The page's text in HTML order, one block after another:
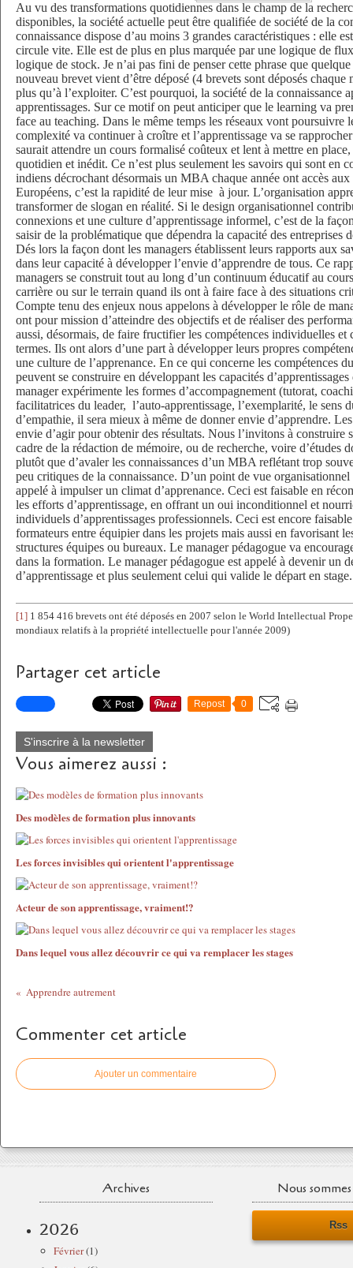
Au vu des transformations quotidiennes dans le champ de la
disponibles, la société actuelle peut être qualifiée de société de la
connaissance dispose d’au moins 3 grandes caractéristiques : elle
circule vite. Elle est de plus en plus marquée par une logique de
logique de stock. Je n’ai pas fini de penser cette phrase que
nouveau brevet vient d’être déposé (4 brevets sont déposés chaque
plus qu’à l’exploiter. C’est pourquoi, la société de la connaissance
apprentissages. Sur ce motif on peut anticiper que le learning va
face au teaching. Dans le même temps les réseaux vont poursuivre
complexité va continuer à croître et l’apprentissage va se
saurait attendre un cours formalisé coûteux et lent à mettre en
quotidien et inédit. Ce n’est plus seulement les savoirs qui sont en
indiens décrochant désormais un MBA chaque année ont accès aux
Européens, c’est la rapidité de leur mise à jour. L’organisation
transformer de slogan en réalité. Si le design organisationnel
connexions et une culture d’apprentissage informel, c’est de la
saisir de la problématique que dépendra la capacité des entreprises
Dés lors la façon dont les managers établissent leurs rapports aux
dans leur capacité à développer l’envie d’apprendre de tous. Ce
managers se construit tout au long d’un continuum éducatif au
carrière ou sur le terrain quand ils ont à faire face à des situations
Compte tenu des enjeux nous appelons à développer le rôle de
ont pour mission d’atteindre des objectifs et de réaliser des
aussi, désormais, de faire fructifier les compétences individuelles
termes. Ils ont alors d’une part à développer leurs propres
une culture de l’apprenance. En ce qui concerne les compétences
peuvent se construire en développant les capacités
manager expérimente les formes d’accompagnement (tutorat,
facilitatrices du leader, l’auto-apprentissage, l’exemplarité, le sens
d’empathie, il sera mieux à même de donner envie d’apprendre.
envie d’agir pour obtenir des résultats. Nous l’invitons à construire
cadre de la rédaction de mémoire, ou de recherche, voire d’études
plutôt que d’avaler les connaissances d’un MBA reflétant trop
peu critiques de la connaissance. D’un point de vue organisationnel
appelé à impulser un climat d’apprenance. Ceci est faisable en
les efforts d’apprentissage, en offrant un oui inconditionnel et
individuels d’apprentissages professionnels. Ceci est encore
formateurs entre équipier dans les projets mais aussi en favorisant
structures équipes ou bureaux. Le manager pédagogue va
dans la formation. Le manager pédagogue est appelé à devenir un
d’apprentissage et plus seulement celui qui valide le départ en stage.
[1] 1 854 416 brevets ont été déposés en 2007 selon le World Intellectual
mondiaux relatifs à la propriété intellectuelle pour l'année 2009)
Partager cet article
Repost 0
S'inscrire à la newsletter
Vous aimerez aussi :
Des modèles de formation plus innovants
Les forces invisibles qui orientent l'apprentissage
Acteur de son apprentissage, vraiment!?
Dans lequel vous allez découvrir ce qui va remplacer les stages
Apprendre autrement
Commenter cet article
Ajouter un commentaire
Archives
2026
Février(1)
Nous
Rss